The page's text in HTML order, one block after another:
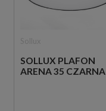
SOLLUX PLAFON
ARENA 35 CZARNA